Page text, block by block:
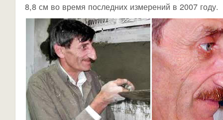
8,8 см во время последних измерений в 2007 году.